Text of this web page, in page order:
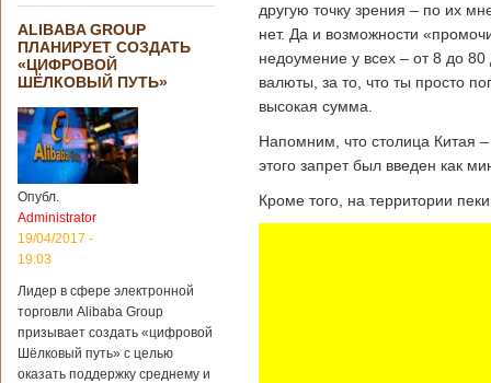
ALIBABA GROUP
ПЛАНИРУЕТ СОЗДАТЬ
«ЦИФРОВОЙ
ШЁЛКОВЫЙ ПУТЬ»
Опубл.
Administrator
19/04/2017 -
19:03
Лидер в сфере электронной
торговли Alibaba Group
призывает создать «цифровой
Шёлковый путь» с целью
оказать поддержку среднему и
другую точку зрения – по их
нет. Да и возможности
недоумение у всех – от 8 до
валюты, за то, что ты просто
высокая сумма.
Напомним, что столица Китая
этого запрет был введен как
Кроме того, на территории